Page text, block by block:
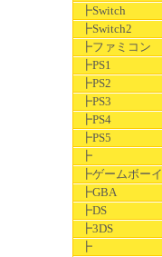
┣Switch
┣Switch2
┣ファミコン
┣PS1
┣PS2
┣PS3
┣PS4
┣PS5
┣
┣ゲームボーイ
┣GBA
┣DS
┣3DS
┣